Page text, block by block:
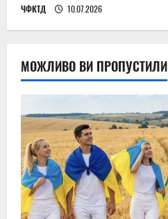
ЧФКТД 10.07.2026
МОЖЛИВО ВИ ПРОПУСТИЛИ